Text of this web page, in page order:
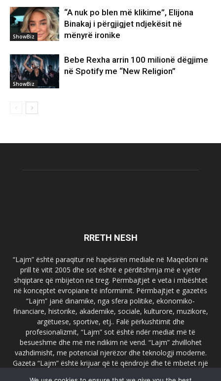
ShowBiz
“A nuk po blen më klikime”, Elijona
Binakaj i përgjigjet ndjekësit në
mënyrë ironike
ShowBiz
Bebe Rexha arrin 100 milionë dëgjime
në Spotify me “New Religion”
RRETH NESH
“Lajm” është paraqitur në hapësirën mediale në Maqedoni në
prill të vitit 2005 dhe sot është e përditshmja më e vjetër
shqiptare që mbijeton në treg. Përmbajtjet e veta i mbështet
në konceptet evropiane të informimit. Përmbajtjet e gazetës
“Lajm” janë dinamike, nga sfera politike, ekonomiko-
financiare, historike, akademike, sociale, kulturore, muzikore,
argëtuese, sportive, etj.. Falë përkushtimit dhe
profesionalizmit, “Lajm” sot është ndër mediat më të
besueshme dhe më me ndikim në vend. “Lajm” zhvillohet
vazhdimisht, me potencial njerëzor dhe teknologji moderne.
Gazeta “Lajm” është krijuar që të qëndrojë dhe të mbetet një